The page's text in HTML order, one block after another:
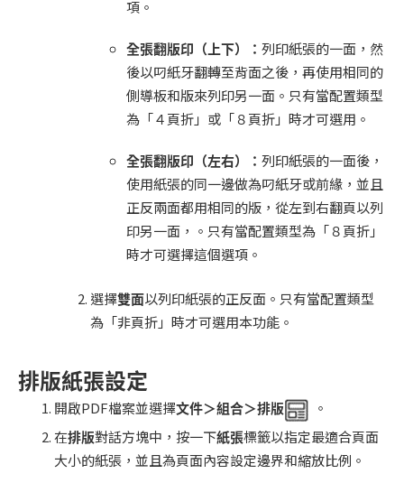
項。
全張翻版印（上下）： 列印紙張的一面，然
後以叼紙牙翻轉至背面之後，再使用相同的
側導板和版來列印另一面。只有當配置類型
為「４頁折」或「８頁折」時才可選用。
全張翻版印（左右）： 列印紙張的一面後，
使用紙張的同一邊做為叼紙牙或前緣，並且
正反兩面都用相同的版，從左到右翻頁以列
印另一面，。只有當配置類型為「８頁折」
時才可選擇這個選項。
選擇雙面以列印紙張的正反面。只有當配置類型
為「非頁折」時才可選用本功能。
排版紙張設定
開啟PDF檔案並選擇文件＞組合＞排版
。
在排版對話方塊中，按一下紙張標籤以指定最適合頁面
大小的紙張，並且為頁面內容設定邊界和縮放比例。